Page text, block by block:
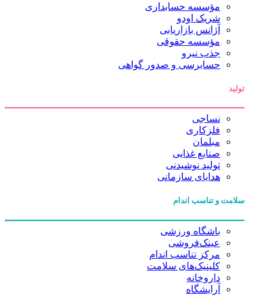
مؤسسه حسابداری
شریک اودو
آژانس بازاریابی
مؤسسه حقوقی
جذب نیرو
حسابرسی و صدور گواهی
تولید
نساجی
فلزکاری
مبلمان
صنایع غذایی
تولید نوشیدنی
هدایای سازمانی
سلامت و تناسب اندام
باشگاه ورزشی
عینک‌فروشی
مرکز تناسب اندام
کلینیک‌های سلامت
داروخانه
آرایشگاه